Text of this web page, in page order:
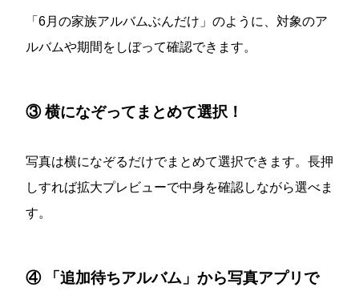
「6月の家族アルバムぶんだけ」のように、対象のア
ルバムや期間をしぼって確認できます。
③ 横になぞってまとめて選択！
写真は横になぞるだけでまとめて選択できます。長押
しすれば拡大プレビューで中身を確認しながら選べま
す。
④ 「追加待ちアルバム」から写真アプリで